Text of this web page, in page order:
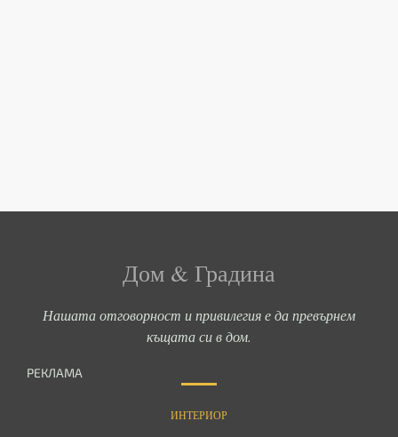
Дом & Градина
Нашата отговорност и привилегия е да превърнем
къщата си в дом.
РЕКЛАМА
ИНТЕРИОР